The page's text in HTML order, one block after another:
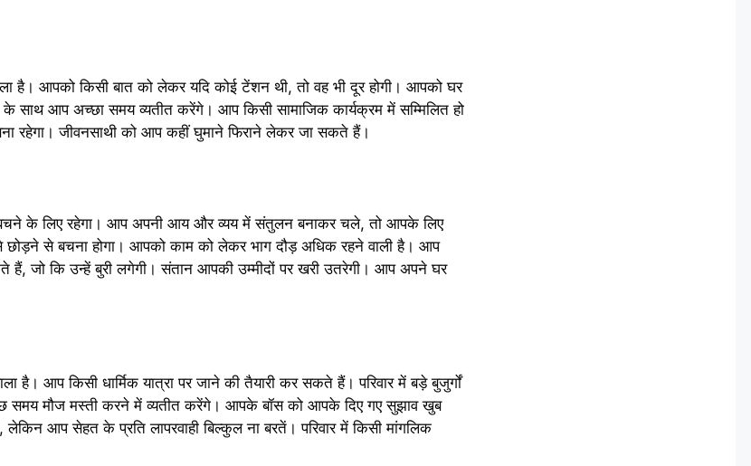
है। आपको किसी बात को लेकर यदि कोई टेंशन थी, तो वह भी दूर होगी। आपको घर
साथ आप अच्छा समय व्यतीत करेंगे। आप किसी सामाजिक कार्यक्रम में सम्मिलित हो
जीवनसाथी को आप कहीं घुमाने फिराने लेकर जा सकते हैं।
के लिए रहेगा। आप अपनी आय और व्यय में संतुलन बनाकर चले, तो आपके लिए
छोड़ने से बचना होगा। आपको काम को लेकर भाग दौड़ अधिक रहने वाली है। आप
हैं, जो कि उन्हें बुरी लगेगी। संतान आपकी उम्मीदों पर खरी उतरेगी। आप अपने घर
आप किसी धार्मिक यात्रा पर जाने की तैयारी कर सकते हैं। परिवार में बड़े बुजुर्गों
समय मौज मस्ती करने में व्यतीत करेंगे। आपके बॉस को आपके दिए गए सुझाव खुब
आप सेहत के प्रति लापरवाही बिल्कुल ना बरतें। परिवार में किसी मांगलिक